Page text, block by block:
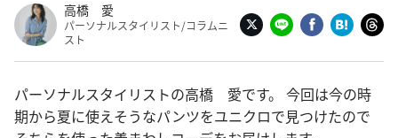
高橋 愛
パーソナルスタイリスト/コラムニ
スト
パーソナルスタイリストの高橋 愛です。 今回は今の時
期から夏に使えそうなパンツをユニクロで見つけたので